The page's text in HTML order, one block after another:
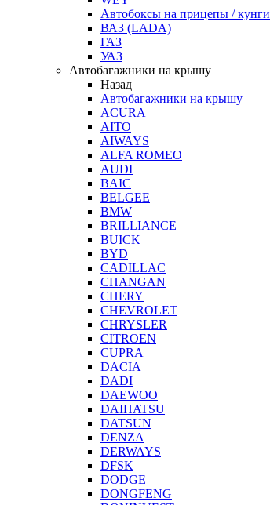
Автобоксы на прицепы / кунги
ВАЗ (LADA)
ГАЗ
УАЗ
Автобагажники на крышу
Назад
Автобагажники на крышу
ACURA
AITO
AIWAYS
ALFA ROMEO
AUDI
BAIC
BELGEE
BMW
BRILLIANCE
BUICK
BYD
CADILLAC
CHANGAN
CHERY
CHEVROLET
CHRYSLER
CITROEN
CUPRA
DACIA
DADI
DAEWOO
DAIHATSU
DATSUN
DENZA
DERWAYS
DFSK
DODGE
DONGFENG